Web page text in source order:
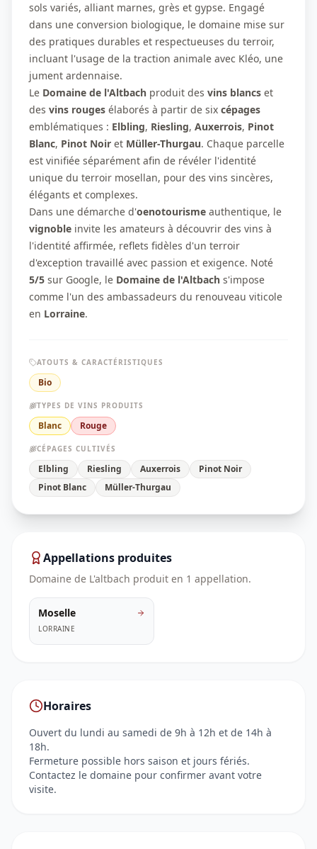
sols variés, alliant marnes, grès et gypse. Engagé
dans une conversion biologique, le domaine mise sur
des pratiques durables et respectueuses du terroir,
incluant l'usage de la traction animale avec Kléo, une
jument ardennaise.
Le Domaine de l'Altbach produit des vins blancs et
des vins rouges élaborés à partir de six cépages
emblématiques : Elbling, Riesling, Auxerrois, Pinot
Blanc, Pinot Noir et Müller-Thurgau. Chaque parcelle
est vinifiée séparément afin de révéler l'identité
unique du terroir mosellan, pour des vins sincères,
élégants et complexes.
Dans une démarche d'oenotourisme authentique, le
vignoble invite les amateurs à découvrir des vins à
l'identité affirmée, reflets fidèles d'un terroir
d'exception travaillé avec passion et exigence. Noté
5/5 sur Google, le Domaine de l'Altbach s'impose
comme l'un des ambassadeurs du renouveau viticole
en Lorraine.
ATOUTS & CARACTÉRISTIQUES
Bio
TYPES DE VINS PRODUITS
Blanc Rouge
CÉPAGES CULTIVÉS
Elbling Riesling Auxerrois
Pinot Noir
Pinot Blanc
Müller-Thurgau
Appellations produites
Domaine de L'altbach produit en 1 appellation.
Moselle
LORRAINE
Horaires
Ouvert du lundi au samedi de 9h à 12h et de 14h à
18h.
Fermeture possible hors saison et jours fériés.
Contactez le domaine pour confirmer avant votre
visite.